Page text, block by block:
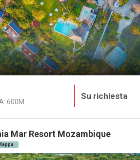
600M
Su richiesta
Mar Resort Mozambique